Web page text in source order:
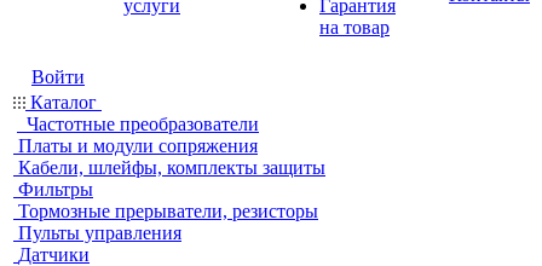
услуги
Гарантия
на товар
Войти
Каталог
Частотные преобразователи
Платы и модули сопряжения
Кабели, шлейфы, комплекты защиты
Фильтры
Тормозные прерыватели, резисторы
Пульты управления
Датчики